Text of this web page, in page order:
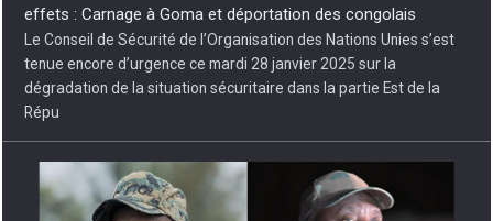
effets : Carnage à Goma et déportation des congolais
Le Conseil de Sécurité de l’Organisation des Nations Unies s’est
tenue encore d’urgence ce mardi 28 janvier 2025 sur la
dégradation de la situation sécuritaire dans la partie Est de la
Répu